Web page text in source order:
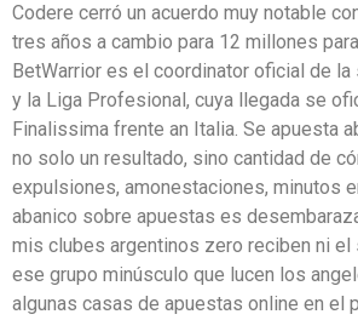
Codere cerró un acuerdo muy notable
tres años a cambio para 12 millones
BetWarrior es el coordinator oficial de
y la Liga Profesional, cuya llegada se
Finalissima frente an Italia. Se apuesta
no solo un resultado, sino cantidad de
expulsiones, amonestaciones, minutos
abanico sobre apuestas es
mis clubes argentinos zero reciben ni el
ese grupo minúsculo que lucen los
algunas casas de apuestas online en el